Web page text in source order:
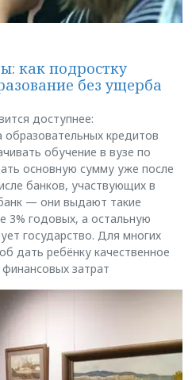
как подростку
без ущерба
доступнее:
образовательных кредитов
обучение в вузе по
основную сумму уже после
банков, участвующих в
— они выдают такие
3% годовых, а остальную
государство. Для многих
дать ребёнку качественное
затрат